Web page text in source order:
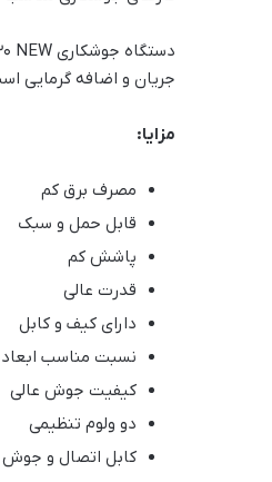
جریان و اضافه گرمایی
مزایا:
مصرف برق کم
قابل حمل و سبک
پاشش کم
قدرت عالی
دارای کیف و کابل
نسبت مناسب
کیفیت جوش عالی
دو ولوم تنظیمی
کابل اتصال و جوش